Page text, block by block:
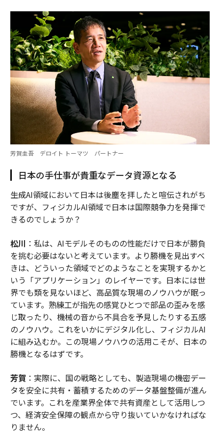
芳賀圭吾 デロイト トーマツ パートナー
日本の手仕事が貴重なデータ資源となる
――生成AI領域において日本は後塵を拝したと喧伝されがち
ですが、フィジカルAI領域で日本は国際競争力を発揮で
きるのでしょうか？
松川 ：私は、AIモデルそのものの性能だけで日本が勝負
を挑む必要はないと考えています。より勝機を見出すべ
きは、どういった領域でどのようなことを実現するかと
いう「アプリケーション」のレイヤーです。日本には世
界でも類を見ないほど、高品質な現場のノウハウが眠っ
ています。熟練工が指先の感覚ひとつで部品の歪みを感
じ取ったり、機械の音から不具合を予見したりする五感
のノウハウ。これをいかにデジタル化し、フィジカルAI
に組み込むか。この現場ノウハウの活用こそが、日本の
勝機となるはずです。
芳賀 ：実際に、国の戦略としても、製造現場の機密デー
タを安全に共有・蓄積するためのデータ基盤整備が進ん
でいます。これを産業界全体で共有資産として活用しつ
つ、経済安全保障の観点から守り抜いていかなければな
りません。